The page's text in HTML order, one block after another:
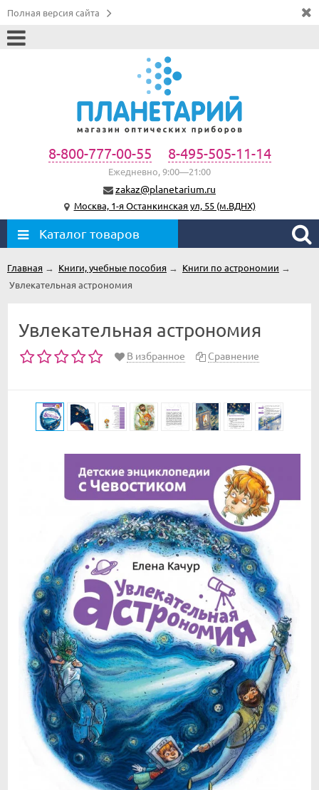
Полная версия сайта
8-800-777-00-55 8-495-505-11-14
Ежедневно, 9:00—21:00
zakaz@planetarium.ru
Москва, 1-я Останкинская ул, 55 (м.ВДНХ)
Каталог товаров
Главная → Книги, учебные пособия → Книги по астрономии →
Увлекательная астрономия
Увлекательная астрономия
В избранное Сравнение